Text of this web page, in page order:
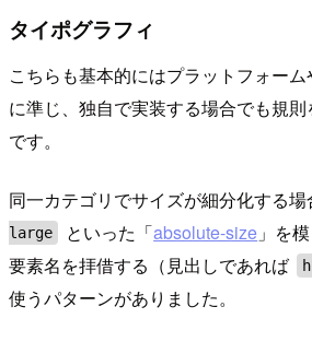
タイポグラフィ
こちらも基本的にはプラットフォー
に準じ、独自で実装する場合でも規
です。
同一カテゴリでサイズが細分化する
large
といった「absolute-size 」を
要素名を拝借する（見出しであれば
使うパターンがありました。